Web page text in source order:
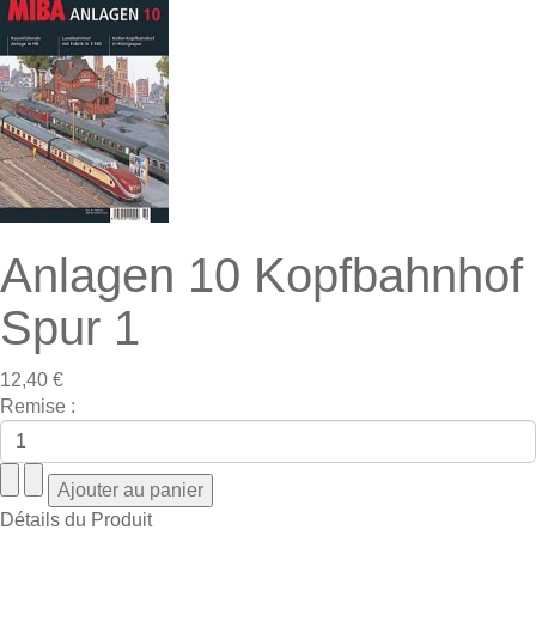
Anlagen 10 Kopfbahnhof
Spur 1
12,40 €
Remise :
Détails du Produit